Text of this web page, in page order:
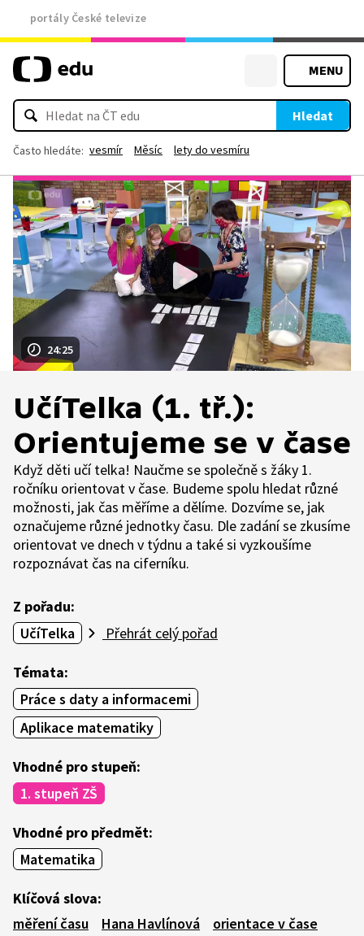
portály České televize
MENU
Hledat
Často hledáte: vesmír Měsíc lety do vesmíru
24:25
UčíTelka (1. tř.):
Orientujeme se v čase
Když děti učí telka! Naučme se společně s žáky 1.
ročníku orientovat v čase. Budeme spolu hledat různé
možnosti, jak čas měříme a dělíme. Dozvíme se, jak
označujeme různé jednotky času. Dle zadání se zkusíme
orientovat ve dnech v týdnu a také si vyzkoušíme
rozpoznávat čas na ciferníku.
Z pořadu:
UčíTelka
Přehrát celý pořad
Témata:
Práce s daty a informacemi
Aplikace matematiky
Vhodné pro stupeň:
1. stupeň ZŠ
Vhodné pro předmět:
Matematika
Klíčová slova:
měření času
Hana Havlínová
orientace v čase